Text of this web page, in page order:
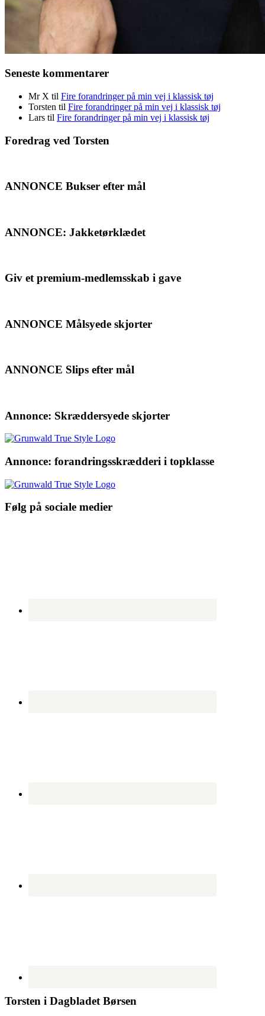
Seneste kommentarer
Mr X til Fire forandringer på min vej i klassisk tøj
Torsten til Fire forandringer på min vej i klassisk tøj
Lars til Fire forandringer på min vej i klassisk tøj
Foredrag ved Torsten
ANNONCE Bukser efter mål
ANNONCE: Jakketørklædet
Giv et premium-medlemsskab i gave
ANNONCE Målsyede skjorter
ANNONCE Slips efter mål
Annonce: Skræddersyede skjorter
Annonce: forandringsskrædderi i topklasse
Følg på sociale medier
Torsten i Dagbladet Børsen